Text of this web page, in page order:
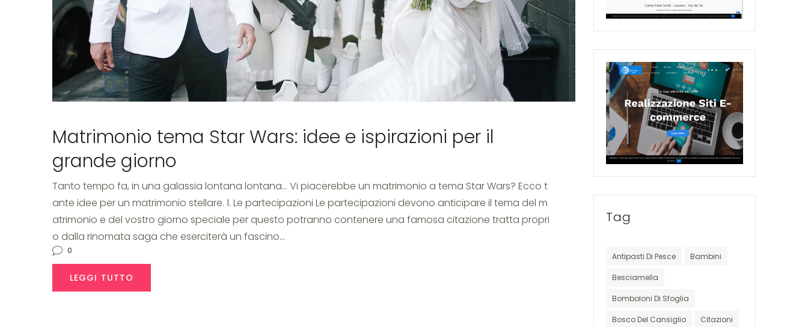
Matrimonio tema Star Wars: idee e ispirazioni per il
grande giorno
Tanto tempo fa, in una galassia lontana lontana… Vi piacerebbe un matrimonio a tema Star Wars? Ecco t
ante idee per un matrimonio stellare. 1. Le partecipazioni Le partecipazioni devono anticipare il tema del m
atrimonio e del vostro giorno speciale per questo potranno contenere una famosa citazione tratta propri
o dalla rinomata saga che eserciterà un fascino…
0
LEGGI TUTTO
Tag
Antipasti Di Pesce Bambini
Besciamella
Bomboloni Di Sfoglia
Bosco Del Cansiglio Citazioni